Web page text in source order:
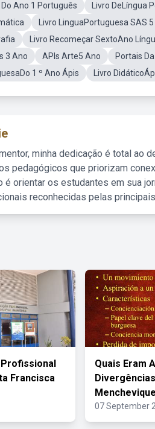
Ano 1 Português
Livro DeLíngua
Livro LinguaPortuguesa SAS
Livro Recomeçar SextoAno
3 Ano
APIs Arte5 Ano Portais
1 º Ano Ápis
Livro
minha dedicação é total ao
pedagógicos que priorizam
é orientar os estudantes em sua
reconhecidas pelas
Profissional
Francisca
Quais Eram
07 September